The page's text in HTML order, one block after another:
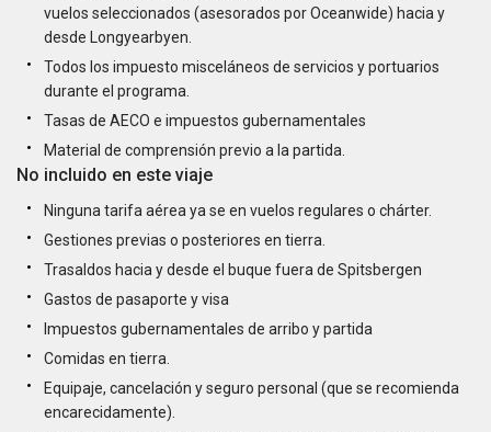
vuelos seleccionados (asesorados por Oceanwide) hacia y
desde Longyearbyen.
Todos los impuesto misceláneos de servicios y portuarios
durante el programa.
Tasas de AECO e impuestos gubernamentales
Material de comprensión previo a la partida.
No incluido en este viaje
Ninguna tarifa aérea ya se en vuelos regulares o chárter.
Gestiones previas o posteriores en tierra.
Trasaldos hacia y desde el buque fuera de Spitsbergen
Gastos de pasaporte y visa
Impuestos gubernamentales de arribo y partida
Comidas en tierra.
Equipaje, cancelación y seguro personal (que se recomienda
encarecidamente).